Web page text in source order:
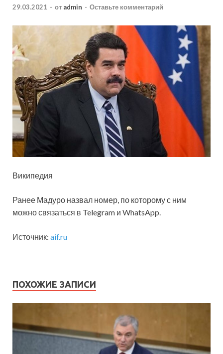
29.03.2021 - от admin - Оставьте комментарий
Википедия
Ранее Мадуро назвал номер, по которому с ним
можно связаться в Telegram и WhatsApp.
Источник: aif.ru
ПОХОЖИЕ ЗАПИСИ